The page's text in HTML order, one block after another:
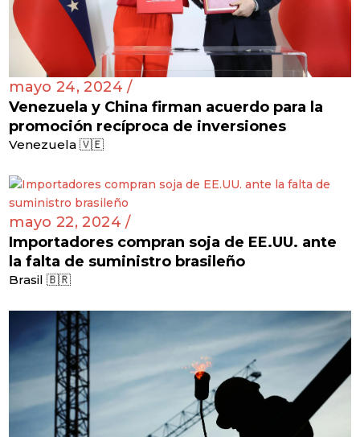
mayo 24, 2024 /
Venezuela y China firman acuerdo para la
promoción recíproca de inversiones
Venezuela 🇻🇪
mayo 22, 2024 /
Importadores compran soja de EE.UU. ante
la falta de suministro brasileño
Brasil 🇧🇷